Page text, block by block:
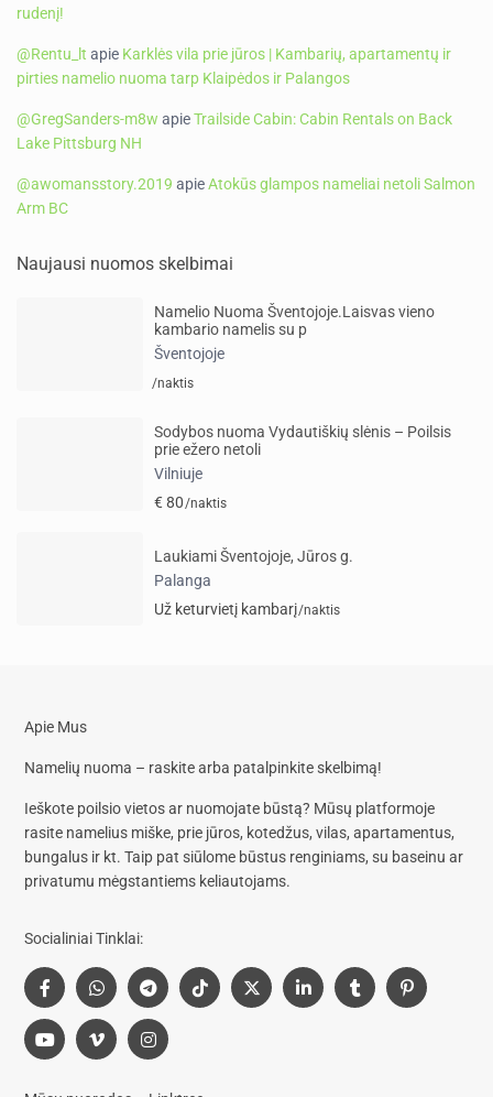
rudenį!
@Rentu_lt apie Karklės vila prie jūros | Kambarių, apartamentų ir
pirties namelio nuoma tarp Klaipėdos ir Palangos
@GregSanders-m8w apieTrailside Cabin: Cabin Rentals on Back
Lake Pittsburg NH
@awomansstory.2019 apieAtokūs glampos nameliai netoli Salmon
Arm BC
Naujausi nuomos skelbimai
Namelio Nuoma Šventojoje.Laisvas vieno
kambario namelis su p
Šventojoje
/naktis
Sodybos nuoma Vydautiškių slėnis – Poilsis
prie ežero netoli
Vilniuje
€ 80/naktis
Laukiami Šventojoje, Jūros g.
Palanga
Už keturvietį kambarį/naktis
Apie Mus
Namelių nuoma – raskite arba patalpinkite skelbimą!
Ieškote poilsio vietos ar nuomojate būstą? Mūsų platformoje
rasite namelius miške, prie jūros, kotedžus, vilas, apartamentus,
bungalus ir kt. Taip pat siūlome būstus renginiams, su baseinu ar
privatumu mėgstantiems keliautojams.
Socialiniai Tinklai: